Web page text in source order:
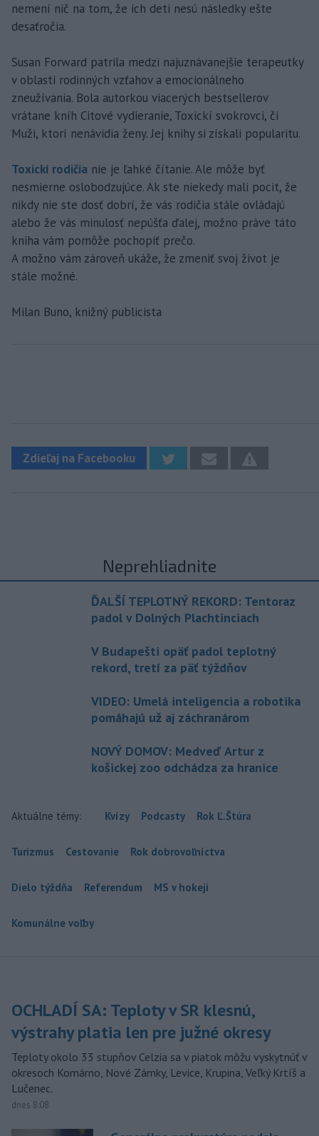
nemení nič na tom, že ich deti nesú následky ešte
desaťročia.
Susan Forward patrila medzi najuznávanejšie terapeutky
v oblasti rodinných vzťahov a emocionálneho
zneužívania. Bola autorkou viacerých bestsellerov
vrátane kníh Citové vydieranie, Toxickí svokrovci, či
Muži, ktorí nenávidia ženy. Jej knihy si získali popularitu.
Toxickí rodičia nie je ľahké čítanie. Ale môže byť
nesmierne oslobodzujúce. Ak ste niekedy mali pocit, že
nikdy nie ste dosť dobrí, že vás rodičia stále ovládajú
alebo že vás minulosť nepúšťa ďalej, možno práve táto
kniha vám pomôže pochopiť prečo.
A možno vám zároveň ukáže, že zmeniť svoj život je
stále možné.
Milan Buno, knižný publicista
Zdieľaj na Facebooku
Neprehliadnite
ĎALŠÍ TEPLOTNÝ REKORD: Tentoraz
padol v Dolných Plachtinciach
V Budapešti opäť padol teplotný
rekord, tretí za päť týždňov
VIDEO: Umelá inteligencia a robotika
pomáhajú už aj záchranárom
NOVÝ DOMOV: Medveď Artur z
košickej zoo odchádza za hranice
Aktuálne témy: Kvízy Podcasty Rok Ľ.Štúra
Turizmus Cestovanie Rok dobrovoľníctva
Dielo týždňa Referendum MS v hokeji
Komunálne voľby
OCHLADÍ SA: Teploty v SR klesnú,
výstrahy platia len pre južné okresy
Teploty okolo 33 stupňov Celzia sa v piatok môžu vyskytnúť v
okresoch Komárno, Nové Zámky, Levice, Krupina, Veľký Krtíš a
Lučenec.
dnes 8:08